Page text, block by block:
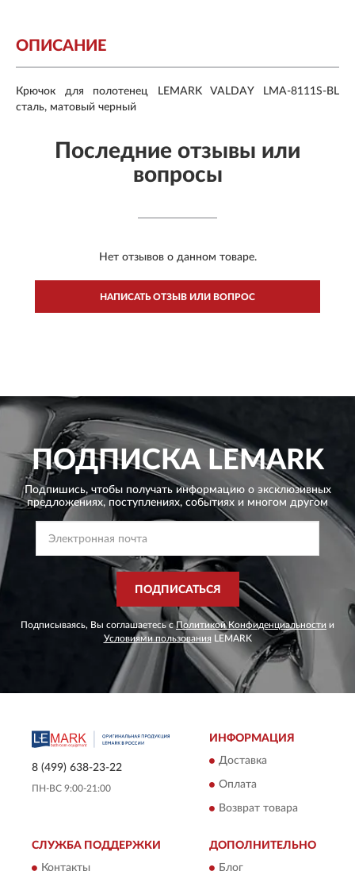
ОПИСАНИЕ
Крючок для полотенец LEMARK VALDAY LMA-8111S-BL
сталь, матовый черный
Последние отзывы или
вопросы
Нет отзывов о данном товаре.
НАПИСАТЬ ОТЗЫВ ИЛИ ВОПРОС
ПОДПИСКАLEMARK
Подпишись, чтобы получать информацию о эксклюзивных
предложениях,поступлениях, событиях и многом другом
ПОДПИСАТЬСЯ
Подписываясь, Вы соглашаетесь сПолитикой Конфиденциальности и
Условиями пользования LEMARK
8 (499) 638-23-22
ПН-ВС 9:00-21:00
ИНФОРМАЦИЯ
Доставка
Оплата
Возврат товара
СЛУЖБА ПОДДЕРЖКИ
Контакты
ДОПОЛНИТЕЛЬНО
Блог